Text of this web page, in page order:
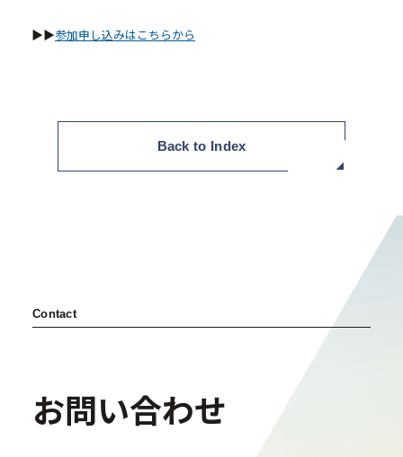
▶▶参加申し込みはこちらから
Back to Index
Contact
お問い合わせ